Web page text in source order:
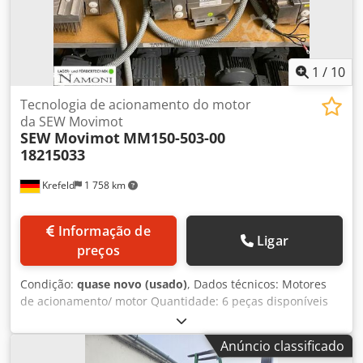
1 / 10
Krefeld 1 758 km
Tecnologia de acionamento do motor
da SEW Movimot
SEW Movimot MM150-503-00
18215033
preços
Ligar
Condição: quase novo (usado), Dados técnicos: Motores
de acionamento/ motor Quantidade: 6 peças disponíveis
Fabricante: SEW Movimot Tipo: MM150-503-00 18215033
condição: usado, não usado Saída: KW 1,5 Soluções
personalizadas para a sua intralogística ParaAnúncio classificado